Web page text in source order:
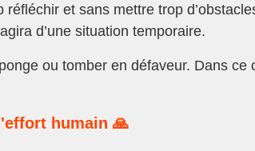
et sans mettre trop
d’une situation temporaire.
ou tomber en défaveur. Dans ce
humain 🙏